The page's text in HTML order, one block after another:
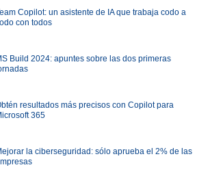
Copilot: un asistente de IA que trabaja codo a
con todos
Build 2024: apuntes sobre las dos primeras
resultados más precisos con Copilot para
365
la ciberseguridad: sólo aprueba el 2% de las